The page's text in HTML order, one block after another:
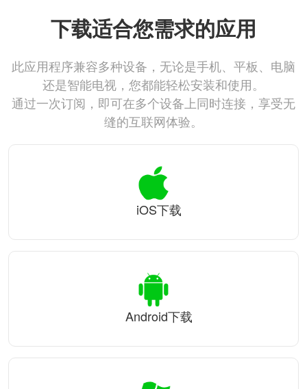
下载适合您需求的应用
此应用程序兼容多种设备，无论是手机、平板、电脑
还是智能电视，您都能轻松安装和使用。
通过一次订阅，即可在多个设备上同时连接，享受无
缝的互联网体验。
iOS下载
Android下载